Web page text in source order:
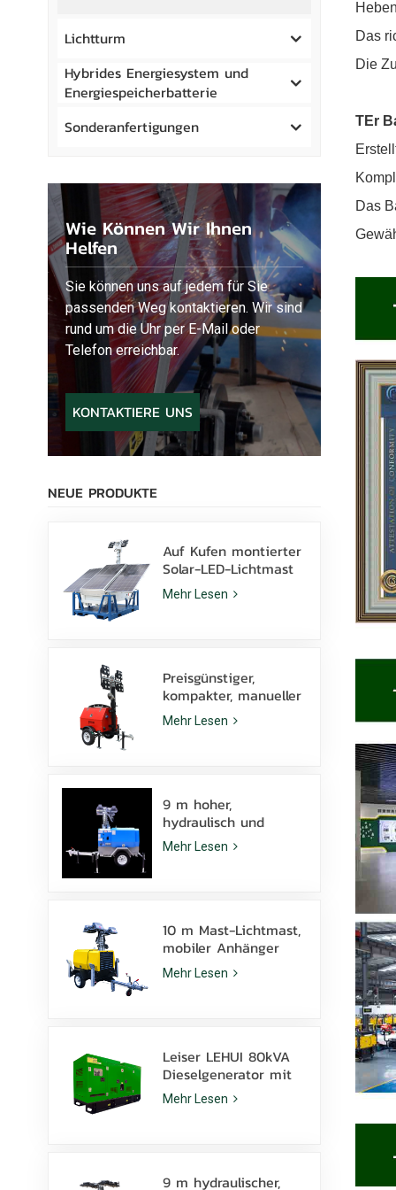
Lichtturm
Hybrides Energiesystem und
Energiespeicherbatterie
Sonderanfertigungen
Wie Können Wir Ihnen
Helfen
Sie können uns auf jedem für Sie
passenden Weg kontaktieren. Wir sind
rund um die Uhr per E-Mail oder
Telefon erreichbar.
KONTAKTIERE UNS
NEUE PRODUKTE
Auf Kufen montierter
Solar-LED-Lichtmast
mit 400-W-LED-
Lampen und Lithium-
Mehr Lesen
Preisgünstiger,
kompakter, manueller
Diesel-Lichtmast mit
4 x 1000-W-
Mehr Lesen
9 m hoher,
hydraulisch und
manuell
höhenverstellbarer
Mehr Lesen
10 m Mast-Lichtmast,
mobiler Anhänger
KLT-10000V,
Überwachung
Mehr Lesen
Leiser LEHUI 80kVA
Dieselgenerator mit
Cummins 4Bta3.9-G11
Motor für den
Mehr Lesen
9 m hydraulischer,
Das
Die
TEr
Das